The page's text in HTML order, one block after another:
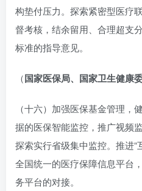
构垫付压力。探索紧密型医疗
督考核，结余留用、合理超支
标准的指导意见。
（国家医保局、国家卫生健康
（十六）加强医保基金管理，
据的医保智能监控，推广视频
探索实行省级集中监控。推进
全国统一的医疗保障信息平台
务平台的对接。